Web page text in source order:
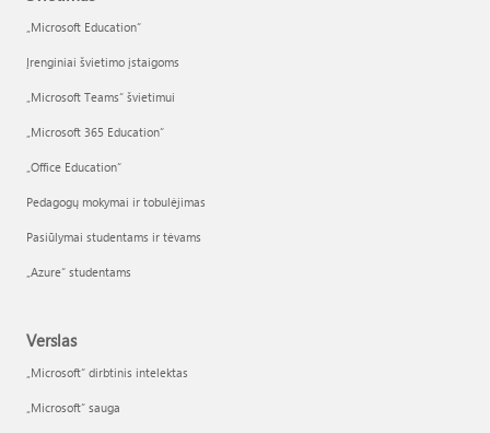
„Microsoft Education“
Įrenginiai švietimo įstaigoms
„Microsoft Teams“ švietimui
„Microsoft 365 Education“
„Office Education“
Pedagogų mokymai ir tobulėjimas
Pasiūlymai studentams ir tėvams
„Azure“ studentams
Verslas
„Microsoft“ dirbtinis intelektas
„Microsoft“ sauga